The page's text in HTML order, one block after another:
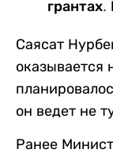
Саясат
оказывается
он ведет не
Ранее